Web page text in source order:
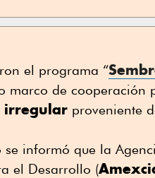
el programa “
marco de cooperación
irregular proveniente
informó que la
el Desarrollo (